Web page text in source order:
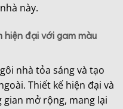
này.
đại với gam màu
nhà tỏa sáng và tạo
Thiết kế hiện đại và
mở rộng, mang lại